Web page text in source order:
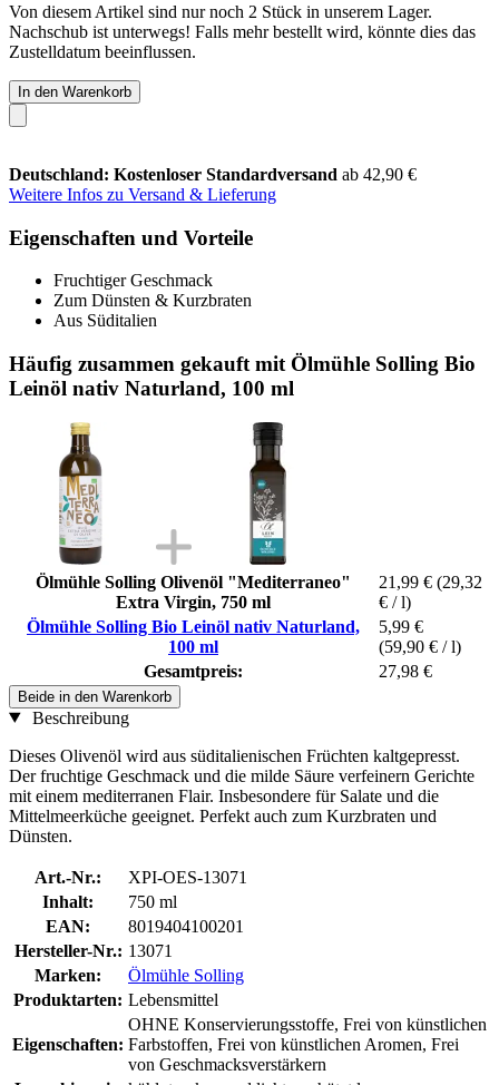
Von diesem Artikel sind nur noch 2 Stück in unserem Lager.
Nachschub ist unterwegs! Falls mehr bestellt wird, könnte dies das
Zustelldatum beeinflussen.
In den Warenkorb
Deutschland: Kostenloser Standardversand ab 42,90 €
Weitere Infos zu Versand & Lieferung
Eigenschaften und Vorteile
Fruchtiger Geschmack
Zum Dünsten & Kurzbraten
Aus Süditalien
Häufig zusammen gekauft mit Ölmühle Solling Bio
Leinöl nativ Naturland, 100 ml
Ölmühle Solling Olivenöl "Mediterraneo"
Extra Virgin, 750 ml
21,99 € (29,32
€ / l)
Ölmühle Solling Bio Leinöl nativ Naturland,
100 ml
5,99 €
(59,90 € / l)
Gesamtpreis:
27,98 €
Beide in den Warenkorb
Beschreibung
Dieses Olivenöl wird aus süditalienischen Früchten kaltgepresst.
Der fruchtige Geschmack und die milde Säure verfeinern Gerichte
mit einem mediterranen Flair. Insbesondere für Salate und die
Mittelmeerküche geeignet. Perfekt auch zum Kurzbraten und
Dünsten.
Art.-Nr.:
XPI-OES-13071
Inhalt:
750 ml
EAN:
8019404100201
Hersteller-Nr.: 13071
Marken:
Ölmühle Solling
Produktarten: Lebensmittel
Eigenschaften:
OHNE Konservierungsstoffe, Frei von künstlichen
Farbstoffen, Frei von künstlichen Aromen, Frei
von Geschmacksverstärkern